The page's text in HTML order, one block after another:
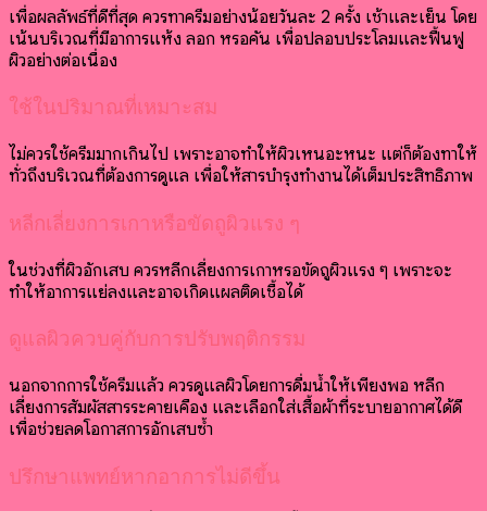
เพื่อผลลัพธ์ที่ดีที่สุด ควรทาครีมอย่างน้อยวันละ 2 ครั้ง เช้าและเย็น โดย
เน้นบริเวณที่มีอาการแห้ง ลอก หรือคัน เพื่อปลอบประโลมและฟื้นฟู
ผิวอย่างต่อเนื่อง
ใช้ในปริมาณที่เหมาะสม
ไม่ควรใช้ครีมมากเกินไป เพราะอาจทำให้ผิวเหนอะหนะ แต่ก็ต้องทาให้
ทั่วถึงบริเวณที่ต้องการดูแล เพื่อให้สารบำรุงทำงานได้เต็มประสิทธิภาพ
หลีกเลี่ยงการเกาหรือขัดถูผิวแรง ๆ
ในช่วงที่ผิวอักเสบ ควรหลีกเลี่ยงการเกาหรือขัดถูผิวแรง ๆ เพราะจะ
ทำให้อาการแย่ลงและอาจเกิดแผลติดเชื้อได้
ดูแลผิวควบคู่กับการปรับพฤติกรรม
นอกจากการใช้ครีมแล้ว ควรดูแลผิวโดยการดื่มน้ำให้เพียงพอ หลีก
เลี่ยงการสัมผัสสารระคายเคือง และเลือกใส่เสื้อผ้าที่ระบายอากาศได้ดี
เพื่อช่วยลดโอกาสการอักเสบซ้ำ
ปรึกษาแพทย์หากอาการไม่ดีขึ้น